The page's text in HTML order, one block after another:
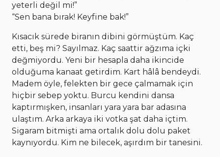
yeterli değil mi!”
“Sen bana bırak! Keyfine bak!”
Kısacık sürede biranın dibini görmüştüm. Kaç
etti, beş mi? Sayılmaz. Kaç saattir ağzıma içki
değmiyordu. Yeni bir hesapla daha ikincide
olduğuma kanaat getirdim. Kart hâlâ bendeydi.
Madem öyle, felekten bir gece çalmamak için
hiçbir sebep yoktu. Burcu kendini dansa
kaptırmışken, insanları yara yara bar adasına
ulaştım. Arka arkaya iki votka şat daha içtim.
Sigaram bitmişti ama ortalık dolu dolu paket
kaynıyordu. Kim ne bilecek, aşırdım bir tanesini.